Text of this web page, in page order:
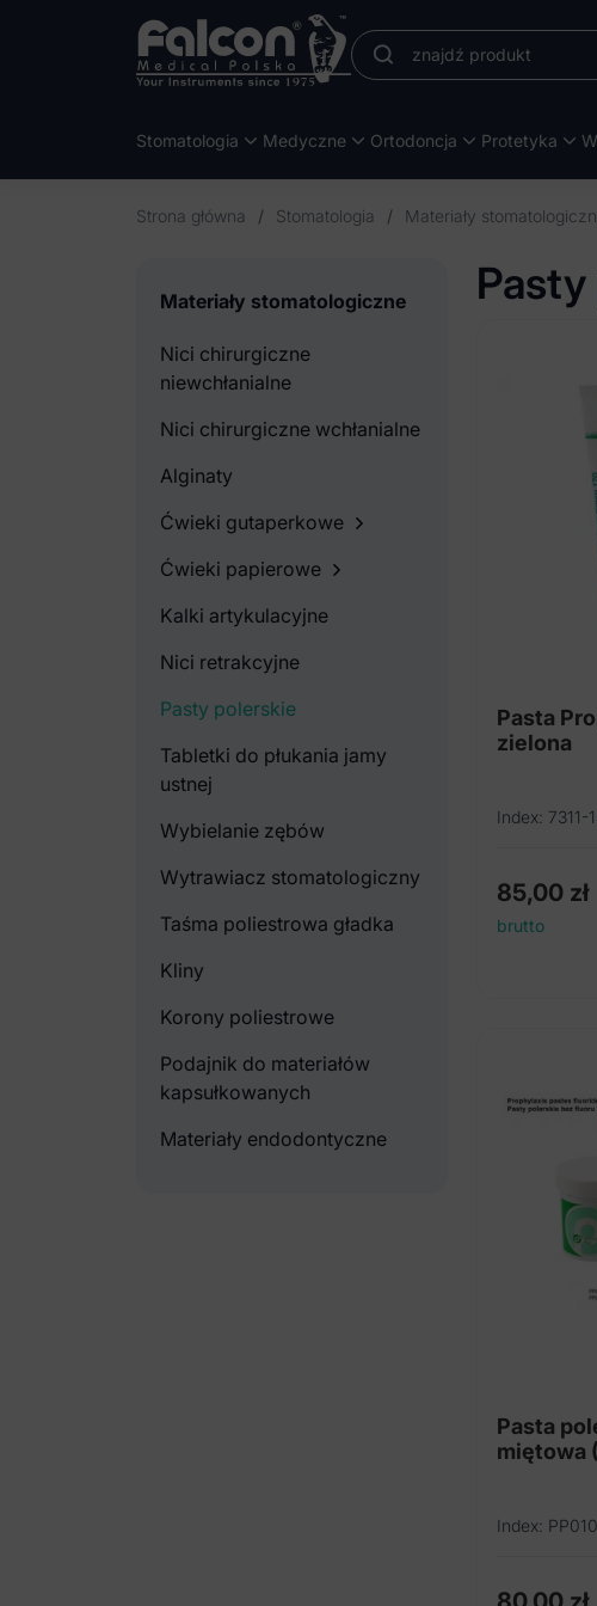
Stomatologia Medyczne Ortodoncja Protetyka
Strona główna / Stomatologia / Materiały
Materiały stomatologiczne
Nici chirurgiczne
niewchłanialne
Nici chirurgiczne wchłanialne
Alginaty
Ćwieki gutaperkowe
Ćwieki papierowe
Kalki artykulacyjne
Nici retrakcyjne
Pasty polerskie
Tabletki do płukania jamy
ustnej
Wybielanie zębów
Wytrawiacz stomatologiczny
Taśma poliestrowa gładka
Kliny
Korony poliestrowe
Podajnik do materiałów
kapsułkowanych
Materiały endodontyczne
Pasta
zielona
Index: 7311-
85,00 zł
brutto
Pasta
miętowa
Index: